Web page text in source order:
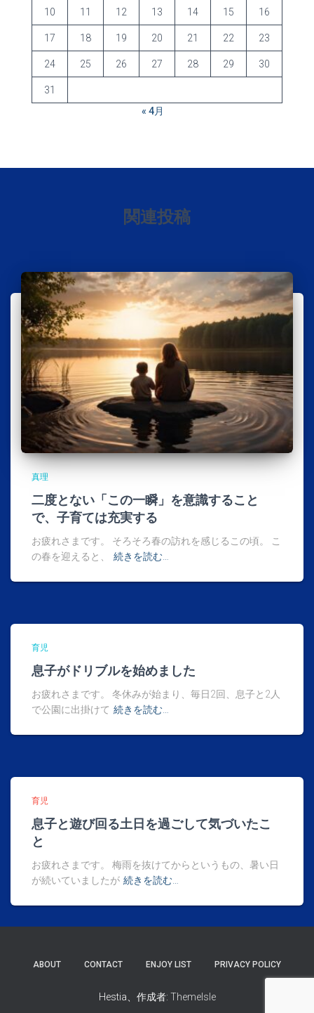
10 11 12 13 14 15 16
17 18 19 20 21 22 23
24 25 26 27 28 29 30
31
« 4月
関連投稿
真理
二度とない「この一瞬」を意識すること
で、子育ては充実する
お疲れさまです。 そろそろ春の訪れを感じるこの頃。 こ
の春を迎えると、
続きを読む…
育児
息子がドリブルを始めました
お疲れさまです。 冬休みが始まり、毎日2回、息子と2人
で公園に出掛けて 続きを読む…
育児
息子と遊び回る土日を過ごして気づいたこ
と
お疲れさまです。 梅雨を抜けてからというもの、暑い日
が続いていましたが 続きを読む…
ABOUT CONTACT ENJOY LIST PRIVACY POLICY
Hestia、作成者: ThemeIsle